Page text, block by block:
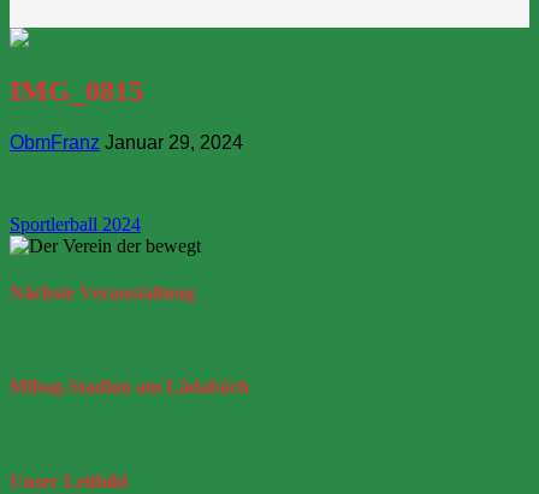
IMG_0815
ObmFranz Januar 29, 2024
Beitragsnavigation
Sportlerball 2024
Nächste Veranstaltung
Mibag-Stadion am Lådabåch
Unser Leitbild